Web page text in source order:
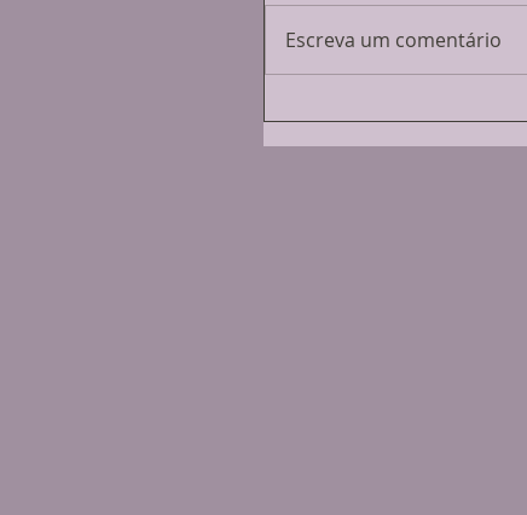
Escreva um comentário